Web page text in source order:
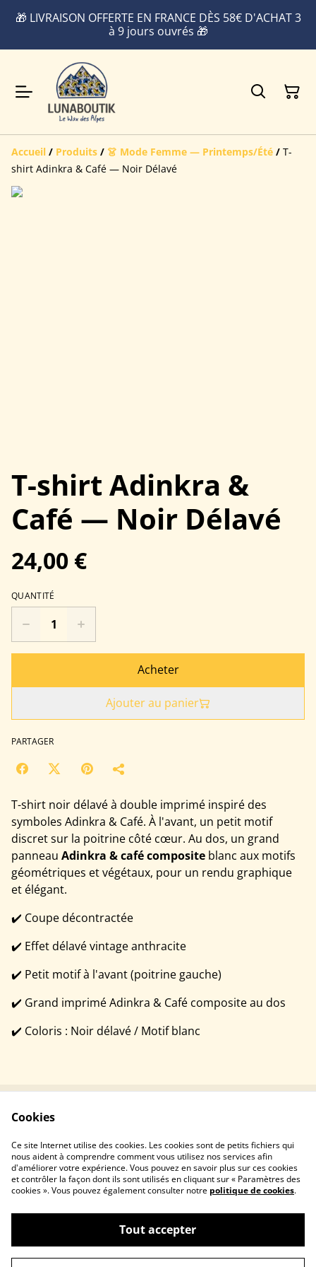
🎁 LIVRAISON OFFERTE EN FRANCE DÈS 58€ D'ACHAT 3
à 9 jours ouvrés 🎁
Accueil / Produits / 👗 Mode Femme — Printemps/Été / T-
shirt Adinkra & Café — Noir Délavé
T-shirt Adinkra &
Café — Noir Délavé
24,00 €
QUANTITÉ
Acheter
Ajouter au panier
PARTAGER
T-shirt noir délavé à double imprimé inspiré des
symboles Adinkra & Café. À l'avant, un petit motif
discret sur la poitrine côté cœur. Au dos, un grand
panneau Adinkra & café composite blanc aux motifs
géométriques et végétaux, pour un rendu graphique
et élégant.
✔️ Coupe décontractée
✔️ Effet délavé vintage anthracite
✔️ Petit motif à l'avant (poitrine gauche)
✔️ Grand imprimé Adinkra & Café composite au dos
✔️ Coloris : Noir délavé / Motif blanc
Politique de
confidentialité
Politique de cookies
©2026Lunaboutik
Cookies
Ce site Internet utilise des cookies. Les cookies sont de petits fichiers qui
nous aident à comprendre comment vous utilisez nos services afin
d'améliorer votre expérience. Vous pouvez en savoir plus sur ces cookies
et contrôler la façon dont ils sont utilisés en cliquant sur « Paramètres des
cookies ». Vous pouvez également consulter notre politique de cookies.
Tout accepter